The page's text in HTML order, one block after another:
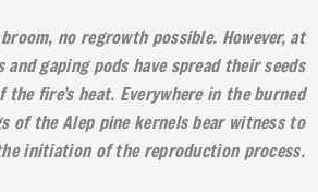
no regrowth possible. However, at
gaping pods have spread their seeds
fire’s heat. Everywhere in the burned
of the Alep pine kernels bear witness to
initiation of the reproduction process.